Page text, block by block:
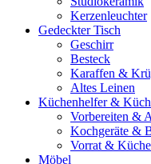
Kerzenleuchter
Gedeckter Tisch
Geschirr
Besteck
Karaffen &
Altes Leinen
Küchenhelfer &
Vorbereiten &
Kochgeräte &
Vorrat &
Möbel